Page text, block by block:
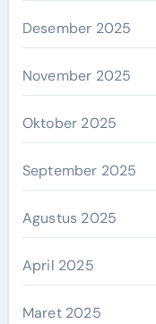
Desember 2025
November 2025
Oktober 2025
September 2025
Agustus 2025
April 2025
Maret 2025